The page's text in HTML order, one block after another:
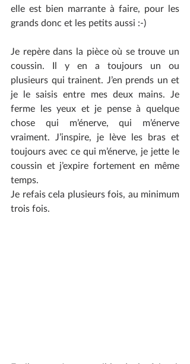
elle est bien marrante à faire, pour les
grands donc et les petits aussi :-)
Je repère dans la pièce où se trouve un
coussin. Il y en a toujours un ou
plusieurs qui trainent. J’en prends un et
je le saisis entre mes deux mains. Je
ferme les yeux et je pense à quelque
chose qui m’énerve, qui m’énerve
vraiment. J’inspire, je lève les bras et
toujours avec ce qui m’énerve, je jette le
coussin et j’expire fortement en même
temps.
Je refais cela plusieurs fois, au minimum
trois fois.